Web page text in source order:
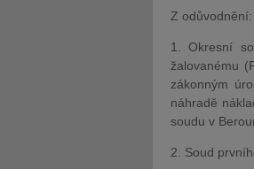
Z odůvodnění:
1. Okresní
žalovanému
zákonným
náhradě
soudu v
2. Soud